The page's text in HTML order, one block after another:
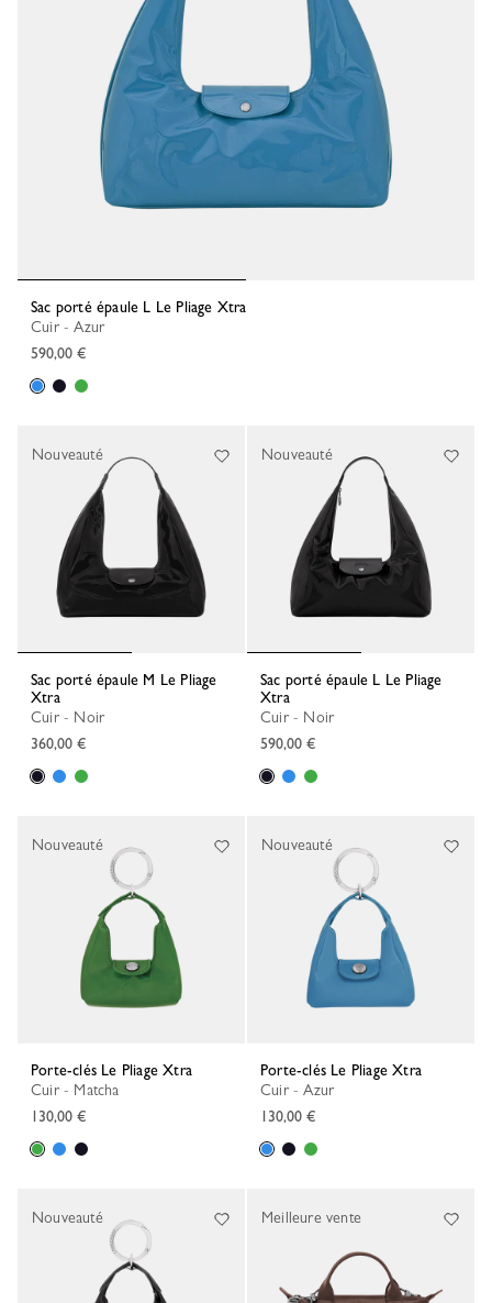
Sac porté épaule L Le Pliage Xtra
Cuir - Azur
590,00 €
Sac porté épaule M Le Pliage
Xtra
Cuir - Noir
360,00 €
Nouveauté
Sac porté épaule L Le Pliage
Xtra
Cuir - Noir
590,00 €
Nouveauté
Porte-clés Le Pliage Xtra
Cuir - Matcha
130,00 €
Nouveauté
Porte-clés Le Pliage Xtra
Cuir - Azur
130,00 €
Nouveauté
Nouveauté Meilleure vente